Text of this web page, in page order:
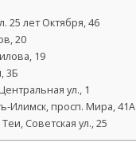
25 лет Октября, 46
20
19
3Б
ул., 1
Илимск, просп. Мира, 41А
Советская ул., 25